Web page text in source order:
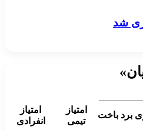
شد
برد باخت
امتیاز
تیمی
امتیاز
انفرادی